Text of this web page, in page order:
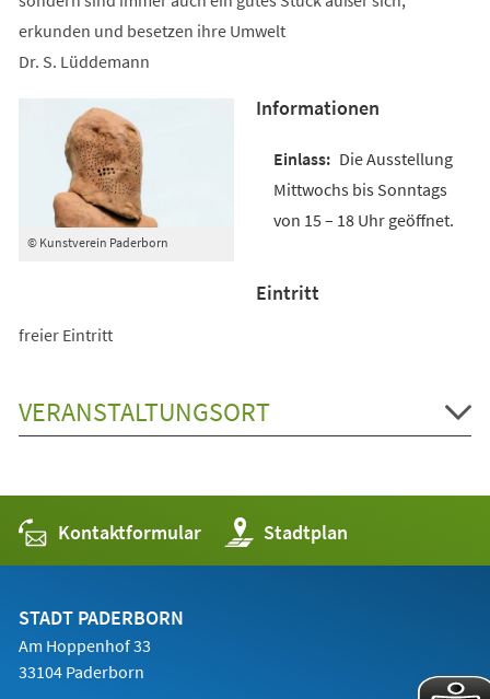
erkunden und besetzen ihre Umwelt
Dr. S. Lüddemann
© Kunstverein Paderborn
Informationen
Die Ausstellung
Mittwochs bis Sonntags
von 15 – 18 Uhr geöffnet.
Eintritt
freier Eintritt
VERANSTALTUNGSORT
Kontaktformular Stadtplan
(Öffnet
in
einem
STADT PADERBORN
Am Hoppenhof 33
33104 Paderborn